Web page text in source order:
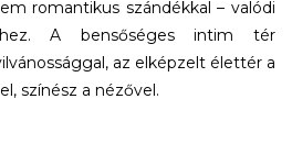
romantikus szándékkal – valódi
A bensőséges intim tér
az elképzelt élettér a
színész a nézővel.